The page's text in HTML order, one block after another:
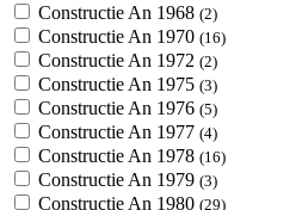
Constructie An 1968 (2)
Constructie An 1970 (16)
Constructie An 1972 (2)
Constructie An 1975 (3)
Constructie An 1976 (5)
Constructie An 1977 (4)
Constructie An 1978 (16)
Constructie An 1979 (3)
Constructie An 1980 (29)